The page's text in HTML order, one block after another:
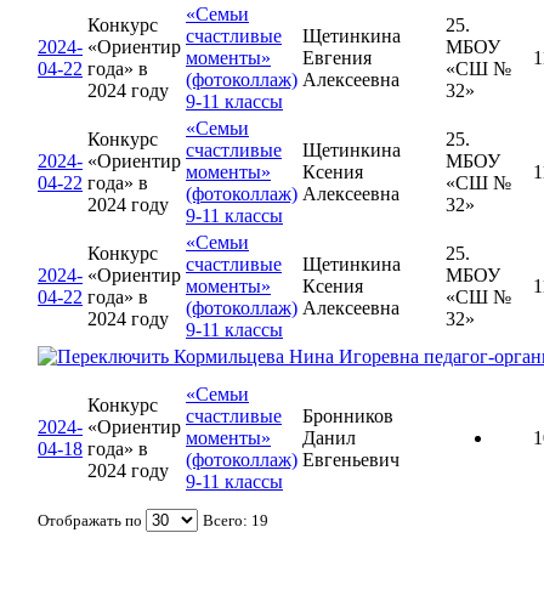
Отображать по Всего: 19
2024-
04-22
Конкурс
«Ориентир
года» в
2024 году
«Семьи
счастливые
моменты»
(фотоколлаж)
9-11 классы
Щетинкина
Евгения
Алексеевна
25.
МБОУ
«СШ №
32»
2024-
04-22
Конкурс
«Ориентир
года» в
2024 году
«Семьи
счастливые
моменты»
(фотоколлаж)
9-11 классы
Щетинкина
Ксения
Алексеевна
25.
МБОУ
«СШ №
32»
2024-
04-22
Конкурс
«Ориентир
года» в
2024 году
«Семьи
счастливые
моменты»
(фотоколлаж)
9-11 классы
Щетинкина
Ксения
Алексеевна
25.
МБОУ
«СШ №
32»
Кормильцева Нина Игоревна педагог-
2024-
04-18
Конкурс
«Ориентир
года» в
2024 году
«Семьи
счастливые
моменты»
(фотоколлаж)
9-11 классы
Бронников
Данил
Евгеньевич